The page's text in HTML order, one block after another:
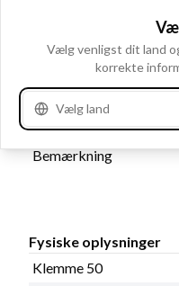
Volt
Katalog oplysninger
Bemærkning
Fysiske oplysninger
Klemme 50
Vælg venligst dit land
korrekte
Vælg land